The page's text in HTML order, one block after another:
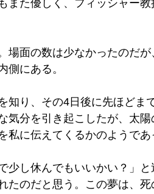
また優しく、フィッシャー
場面の数は少なかったのだ
側にある。
知り、その4日後に先ほどま
気分を引き起こしたが、太
に伝えてくるかのようであ
少し休んでもいいかい？」
たのだと思う。この夢は、